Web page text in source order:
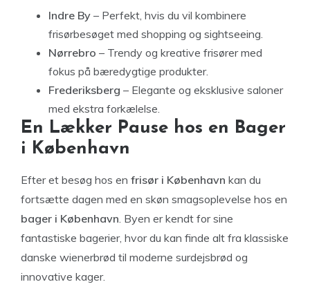
Indre By – Perfekt, hvis du vil kombinere
frisørbesøget med shopping og sightseeing.
Nørrebro – Trendy og kreative frisører med
fokus på bæredygtige produkter.
Frederiksberg – Elegante og eksklusive saloner
med ekstra forkælelse.
En Lækker Pause hos en Bager
i København
Efter et besøg hos en frisør i København kan du
fortsætte dagen med en skøn smagsoplevelse hos en
bager i København. Byen er kendt for sine
fantastiske bagerier, hvor du kan finde alt fra klassiske
danske wienerbrød til moderne surdejsbrød og
innovative kager.